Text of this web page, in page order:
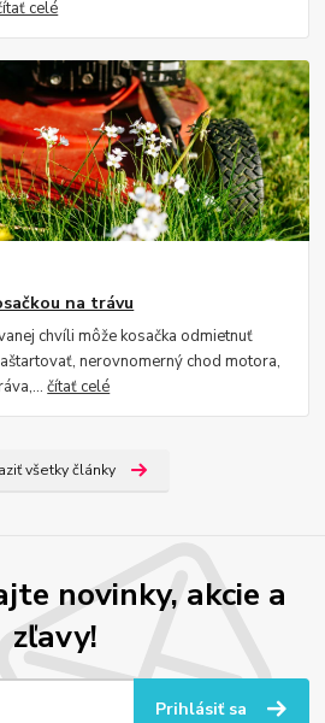
celé
na trávu
chvíli môže kosačka odmietnuť
nerovnomerný chod motora,
čítať celé
všetky články
novinky, akcie a
zľavy!
Prihlásiť sa